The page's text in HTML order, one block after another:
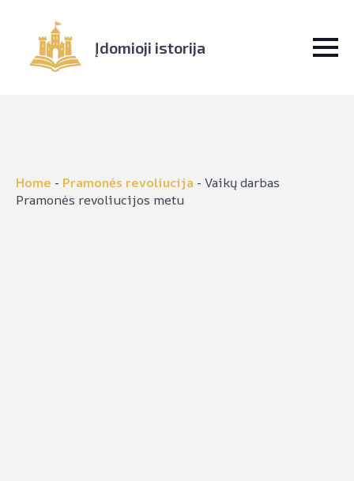
Įdomioji istorija
Home - Pramonės revoliucija - Vaikų darbas
Pramonės revoliucijos metu